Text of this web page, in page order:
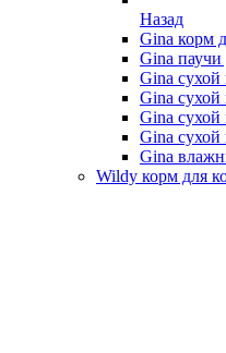
Назад
Gina корм
Gina
Gina
Gina сухой
Gina сухой
Gina сухой
Gina
Wildy корм для